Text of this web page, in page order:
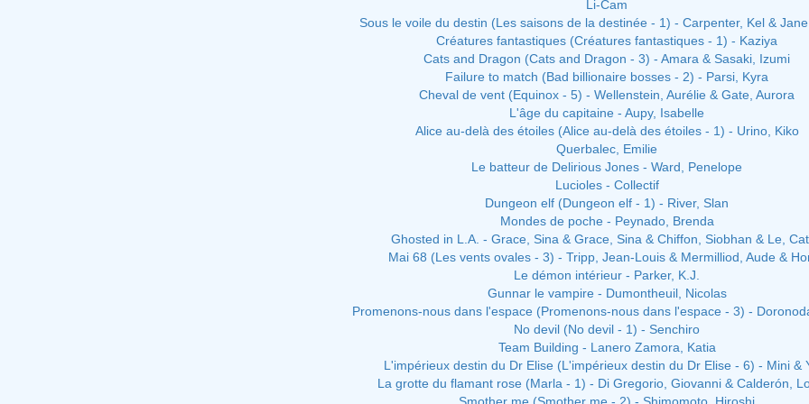
Li-Cam
Sous le voile du destin (Les saisons de la destinée - 1) - Carpenter, Kel &
Créatures fantastiques (Créatures fantastiques - 1) - Kaziya
Cats and Dragon (Cats and Dragon - 3) - Amara & Sasaki, Izumi
Failure to match (Bad billionaire bosses - 2) - Parsi, Kyra
Cheval de vent (Equinox - 5) - Wellenstein, Aurélie & Gate, Aurora
L'âge du capitaine - Aupy, Isabelle
Alice au-delà des étoiles (Alice au-delà des étoiles - 1) - Urino, Kiko
Querbalec, Emilie
Le batteur de Delirious Jones - Ward, Penelope
Lucioles - Collectif
Dungeon elf (Dungeon elf - 1) - River, Slan
Mondes de poche - Peynado, Brenda
Ghosted in L.A. - Grace, Sina & Grace, Sina & Chiffon, Siobhan & Le,
Mai 68 (Les vents ovales - 3) - Tripp, Jean-Louis & Mermilliod, Aude &
Le démon intérieur - Parker, K.J.
Gunnar le vampire - Dumontheuil, Nicolas
Promenons-nous dans l'espace (Promenons-nous dans l'espace - 3) -
No devil (No devil - 1) - Senchiro
Team Building - Lanero Zamora, Katia
L'impérieux destin du Dr Elise (L'impérieux destin du Dr Elise - 6) - Mini &
La grotte du flamant rose (Marla - 1) - Di Gregorio, Giovanni & Calderón,